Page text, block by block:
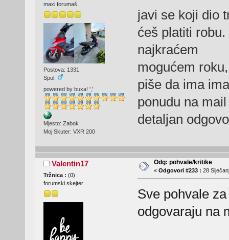
maxi forumaš
Postova: 1331
Spol:
powered by buxa! ','
Mjesto: Zabok
Moj Skuter: VXR 200
javi se koji dio
ćeš platiti
najkraćem
mogućem
piše da ima
ponudu na
detaljan
Valentin17
Tržnica : (0)
forumski skejter
Odg: pohvale/kritike
« Odgovori #233 : 28
Sve pohvale
odgovaraju na